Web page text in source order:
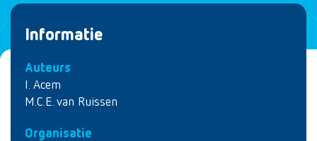
Informatie
Auteurs
I. Acem
M.C.E. van Ruissen
Organisatie